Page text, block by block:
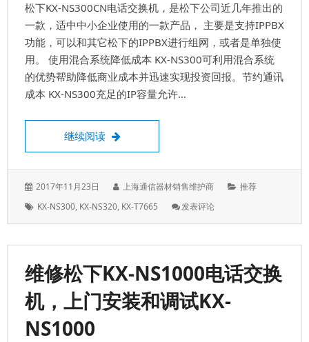
SIP
电
话
机
松下KX-NS300CN电话交换机，是松下公司近几年推出的
一款，适中中小企业使用的一款产品， 主要是支持IPPBX
功能，可以和其它松下的IPPBX进行组网，或者是单独使
用。 使用混合系统降低成本 KX-NS300可利用混合系统
的优势帮助降低商业成本并迅速实现投资回报。节约通讯
成本 KX-NS300充足的IP容量允许…
继续阅读 松下KX-NS300CN电话交换机，支持
发
于：
2017年11月23日
作
上海通信器材销售维护商
分
推荐
标
KX-NS300, KX-NS320, KX-T7665 发表评论: 松
NS300CN
话
交
换
机，
维修松下KX-NS1000电话交换
机，上门安装和调试KX-
NS1000